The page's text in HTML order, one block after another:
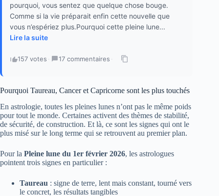
pourquoi, vous sentez que quelque chose bouge.
Comme si la vie préparait enfin cette nouvelle que
vous n’espériez plus.Pourquoi cette pleine lune...
Lire la suite
157 votes · 17 commentaires ·
Pourquoi Taureau, Cancer et Capricorne sont les plus touchés
En astrologie, toutes les pleines lunes n’ont pas le même poids
pour tout le monde. Certaines activent des thèmes de stabilité,
de sécurité, de construction. Et là, ce sont les signes qui ont le
plus misé sur le long terme qui se retrouvent au premier plan.
Pour la Pleine lune du 1er février 2026, les astrologues
pointent trois signes en particulier :
Taureau : signe de terre, lent mais constant, tourné vers
le concret, les résultats tangibles